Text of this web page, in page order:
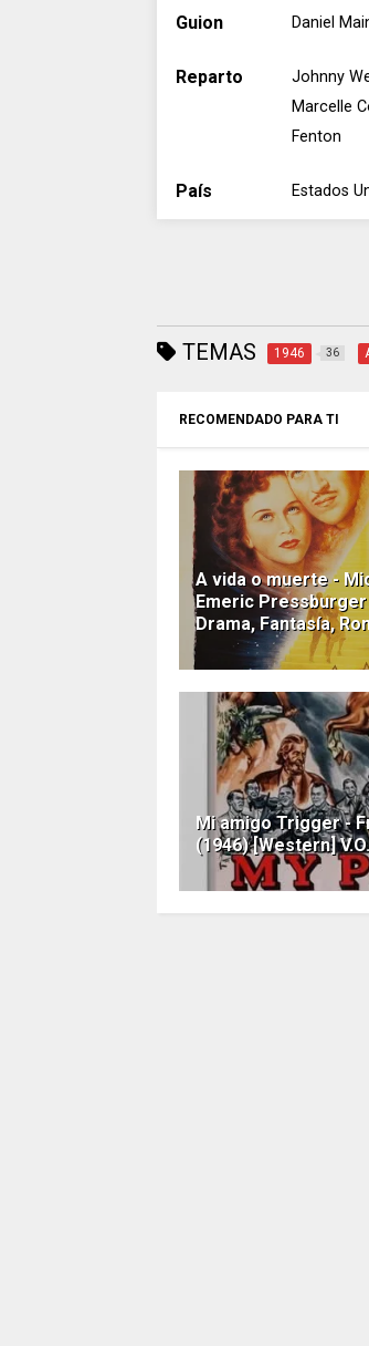
Guion Daniel
Reparto
Johnny
Marcelle
Fenton
País Estados
TEMAS 1946 36
RECOMENDADO PARA TI
A vida o muerte -
Emeric Pressburger
Drama, Fantasía,
Mi amigo Trigger -
(1946) [Western] V.O.